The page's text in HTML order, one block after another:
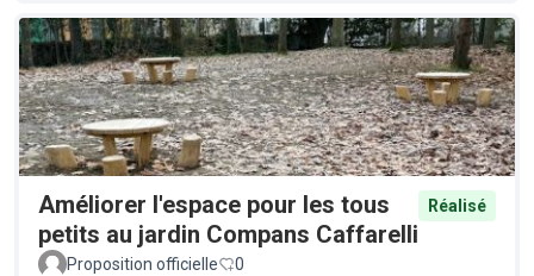
Améliorer l'espace pour les tous
petits au jardin Compans Caffarelli
Réalisé
Proposition officielle 0